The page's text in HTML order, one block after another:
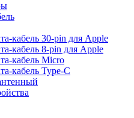
кабель 30-pin для Apple
кабель 8-pin для Apple
кабель Micro
кабель Type-C